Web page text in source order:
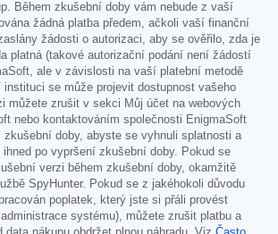
Během zkušební doby vám nebude z vaší
žádná platba předem, ačkoli vaší finanční
žádosti o autorizaci, aby se ověřilo, zda je
platná (takové autorizační podání není žádostí
ale v závislosti na vaší platební metodě
se může projevit dostupnost vašeho
můžete zrušit v sekci Můj účet na webových
nebo kontaktováním společnosti EnigmaSoft
zkušební doby, abyste se vyhnuli splatnosti a
po vypršení zkušební doby. Pokud se
verzi během zkušební doby, okamžitě
SpyHunter. Pokud se z jakéhokoli důvodu
poplatek, který jste si přáli provést
systému), můžete zrušit platbu a